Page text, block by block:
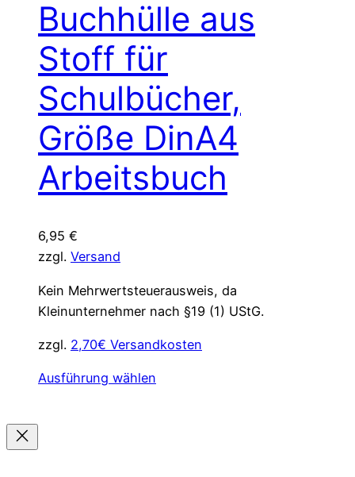
auf.
Optionen
können
auf
der
Produktseite
gewählt
werden
Buchhülle aus
Stoff für
Schulbücher,
Größe DinA4
Arbeitsbuch
6,95 €
zzgl. Versand
Kein Mehrwertsteuerausweis, da
Kleinunternehmer nach §19 (1) UStG.
zzgl. 2,70€ Versandkosten
Ausführung wählen